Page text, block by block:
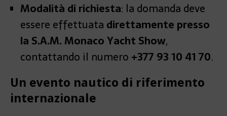
Modalità di richiesta: la domanda deve
essere effettuata direttamente presso
la S.A.M. Monaco Yacht Show,
contattando il numero +377 93 10 41 70.
Un evento nautico di riferimento
internazionale